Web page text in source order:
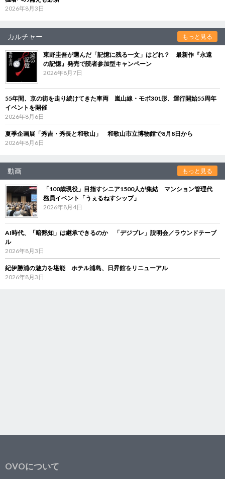
2026年8月3日
カルチャー もっと見る
東野圭吾が選んだ「記憶に残る一文」はどれ？ 最新作『永遠
の記憶』発売で読者参加型キャンペーン
2026年8月7日
55年間、京の街を走り続けてきた車両 嵐山線・モボ301形、運行開始55周年
イベントを開催
2026年8月6日
夏季企画展「秀吉・秀長と和歌山」 和歌山市立博物館で8月8日から
2026年8月6日
動画 もっと見る
「100歳現役」目指すシニア1500人が集結 マンション管理代
務員イベント「うぇるねすシップ」
2026年8月4日
AI時代、「暗黙知」は継承できるのか 「デジブレ」説明会／ラウンドテーブ
ル
2026年8月3日
紀伊勝浦の魅力を堪能 ホテル浦島、日昇館をリニューアル
2026年8月3日
OVOについて